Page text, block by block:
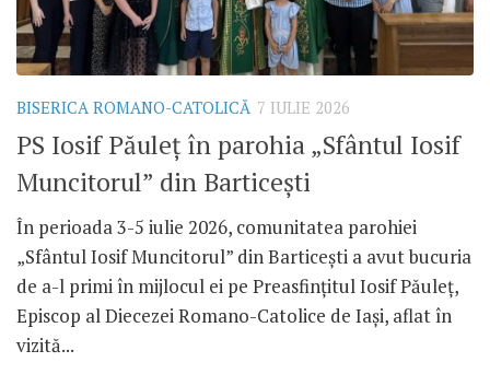
BISERICA ROMANO-CATOLICĂ 7 IULIE 2026
PS Iosif Păuleț în parohia „Sfântul Iosif
Muncitorul” din Barticești
În perioada 3-5 iulie 2026, comunitatea parohiei
„Sfântul Iosif Muncitorul” din Barticești a avut bucuria
de a-l primi în mijlocul ei pe Preasfințitul Iosif Păuleț,
Episcop al Diecezei Romano-Catolice de Iași, aflat în
vizită...